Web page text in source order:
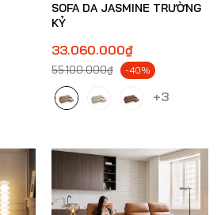
SOFA DA JASMINE TRƯỜNG
KỶ
33.060.000₫
55.100.000₫ -40%
+3